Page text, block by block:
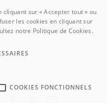
cliquant sur « Accepter tout » ou
les cookies en cliquant sur
notre Politique de Cookies.
COOKIES FONCTIONNELS